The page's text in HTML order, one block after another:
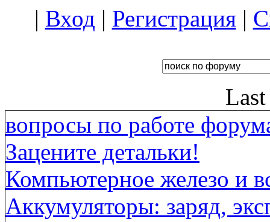
| Вход | Регистрация|
вопросы по работе
Зацените детальки!
Компьютерное железо и
Аккумуляторы: заряд,